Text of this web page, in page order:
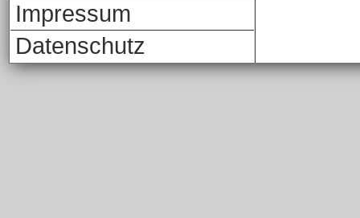
Impressum
Datenschutz